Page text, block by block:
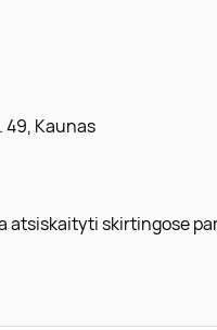
49, Kaunas
atsiskaityti skirtingose